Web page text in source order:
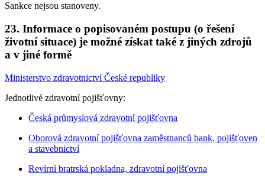
Sankce nejsou stanoveny.
23. Informace o popisovaném postupu (o řešení
životní situace) je možné získat také z jiných zdrojů
a v jiné formě
Ministerstvo zdravotnictví České republiky
Jednotlivé zdravotní pojišťovny:
Česká průmyslová zdravotní pojišťovna
Oborová zdravotní pojišťovna zaměstnanců bank, pojišťoven
a stavebnictví
Revírní bratrská pokladna, zdravotní pojišťovna